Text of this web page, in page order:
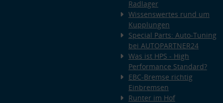
Radlager
Wissenswertes rund um
Kupplungen
Special Parts: Auto-Tuning
bei AUTOPARTNER24
Was ist HPS - High
Performance Standard?
EBC-Bremse richtig
Einbremsen
Runter im Hof